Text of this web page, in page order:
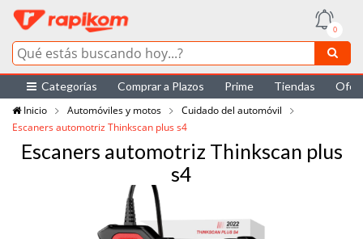
0
Categorías Comprar a Plazos Prime Tiendas
Inicio
Automóviles y motos
Cuidado del automóvil
Escaners automotriz Thinkscan plus s4
Escaners automotriz Thinkscan plus
s4